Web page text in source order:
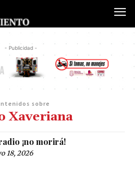
- Publicidad -
sobre
Xaveriana
¡no morirá!
18, 2026